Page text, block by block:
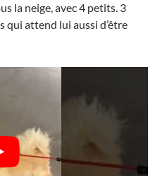
la neige, avec 4 petits. 3
qui attend lui aussi d’être